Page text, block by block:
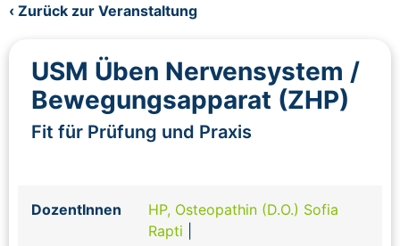
‹ Zurück zur Veranstaltung
USM Üben Nervensystem /
Bewegungsapparat (ZHP)
Fit für Prüfung und Praxis
DozentInnen
HP, Osteopathin (D.O.) Sofia
Rapti